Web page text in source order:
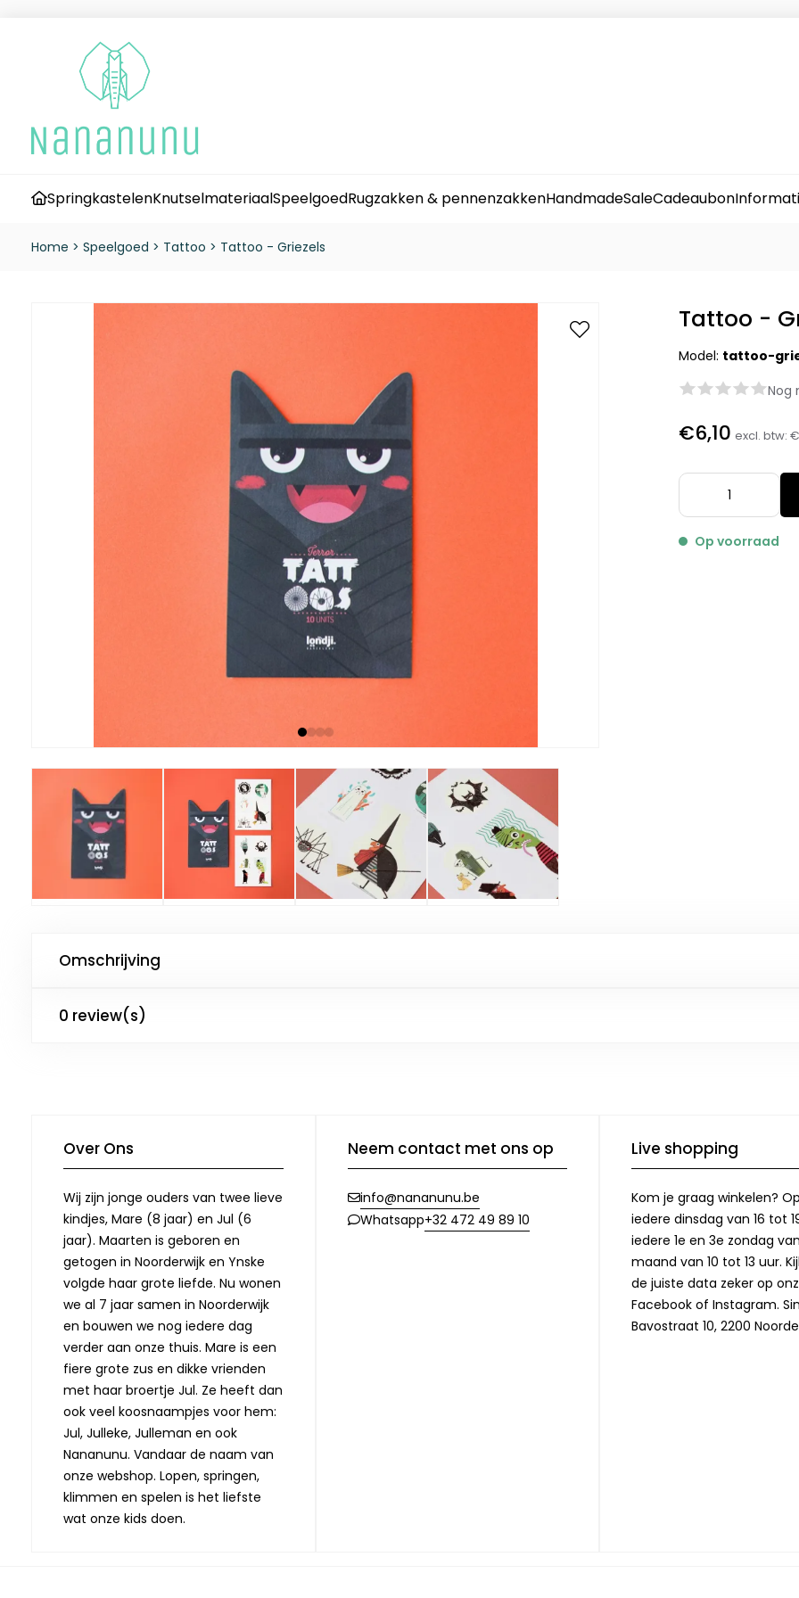
SpringkastelenKnutselmateriaalSpeelgoedRugzakken & pennenzakkenHandmadeSaleCadeaubon
Home > Speelgoed > Tattoo > Tattoo - Griezels
Tattoo -
Model: tattoo-
Nog
€6,10 excl. btw:
Op voorraad
Omschrijving
0 review(s)
Over Ons
Wij zijn jonge ouders van twee lieve
kindjes, Mare (8 jaar) en Jul (6
jaar). Maarten is geboren en
getogen in Noorderwijk en Ynske
volgde haar grote liefde. Nu wonen
we al 7 jaar samen in Noorderwijk
en bouwen we nog iedere dag
verder aan onze thuis. Mare is een
fiere grote zus en dikke vrienden
met haar broertje Jul. Ze heeft dan
ook veel koosnaampjes voor hem:
Jul, Julleke, Julleman en ook
Nananunu. Vandaar de naam van
onze webshop. Lopen, springen,
klimmen en spelen is het liefste
wat onze kids doen.
Neem contact met ons op
info@nananunu.be
Whatsapp+32 472 49 89 10
Live shopping
Kom je graag winkelen?
iedere dinsdag van 16 tot
iedere 1e en 3e zondag
maand van 10 tot 13 uur.
de juiste data zeker op
Facebook of Instagram.
Bavostraat 10, 2200